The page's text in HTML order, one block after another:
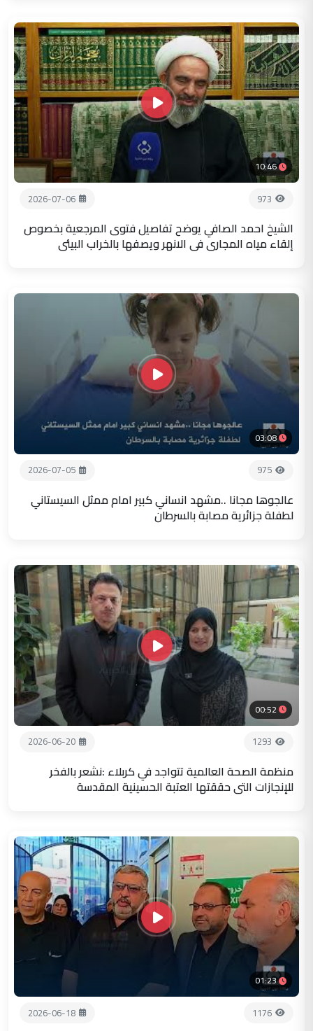
10:46
973
2026-07-06
الشيخ احمد الصافي يوضح تفاصيل فتوى المرجعية بخصوص
إلقاء مياه المجاري في الانهر ويصفها بالخراب البيئي
03:08
975
2026-07-05
عالجوها مجانا ..مشهد انساني كبير امام ممثل السيستاني
لطفلة جزائرية مصابة بالسرطان
00:52
1293
2026-06-20
منظمة الصحة العالمية تتواجد في كربلاء :نشعر بالفخر
للإنجازات التي حققتها العتبة الحسينية المقدسة
01:23
1176
2026-06-18